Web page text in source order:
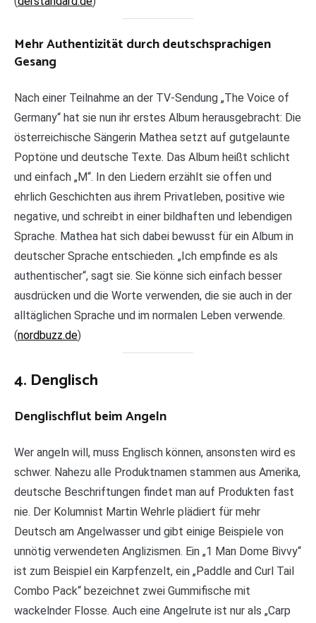
Mehr Authentizität durch deutschsprachigen
Gesang
Nach einer Teilnahme an der TV-Sendung „The Voice of
Germany“ hat sie nun ihr erstes Album herausgebracht: Die
österreichische Sängerin Mathea setzt auf gutgelaunte
Poptöne und deutsche Texte. Das Album heißt schlicht
und einfach „M“. In den Liedern erzählt sie offen und
ehrlich Geschichten aus ihrem Privatleben, positive wie
negative, und schreibt in einer bildhaften und lebendigen
Sprache. Mathea hat sich dabei bewusst für ein Album in
deutscher Sprache entschieden. „Ich empfinde es als
authentischer“, sagt sie. Sie könne sich einfach besser
ausdrücken und die Worte verwenden, die sie auch in der
alltäglichen Sprache und im normalen Leben verwende.
(nordbuzz.de)
4. Denglisch
Denglischflut beim Angeln
Wer angeln will, muss Englisch können, ansonsten wird es
schwer. Nahezu alle Produktnamen stammen aus Amerika,
deutsche Beschriftungen findet man auf Produkten fast
nie. Der Kolumnist Martin Wehrle plädiert für mehr
Deutsch am Angelwasser und gibt einige Beispiele von
unnötig verwendeten Anglizismen. Ein „1 Man Dome Bivvy“
ist zum Beispiel ein Karpfenzelt, ein „Paddle and Curl Tail
Combo Pack“ bezeichnet zwei Gummifische mit
wackelnder Flosse. Auch eine Angelrute ist nur als „Carp